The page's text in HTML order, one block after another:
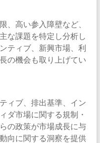
、高い参入障壁など、
な課題を特定し分析し
ティブ、新興市場、利
の機会も取り上げてい
ィブ、排出基準、イン
ダ市場に関する規制・
の政策が市場成長に与
向に関する洞察を提供